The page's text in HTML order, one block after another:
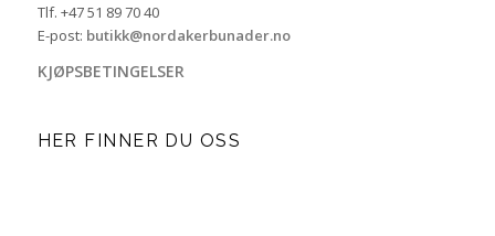
Tlf. +47 51 89 70 40
E-post: butikk@nordakerbunader.no
KJØPSBETINGELSER
HER FINNER DU OSS